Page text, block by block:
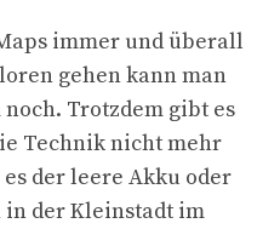
immer und überall
gehen kann man
Trotzdem gibt es
Technik nicht mehr
der leere Akku oder
in der Kleinstadt im